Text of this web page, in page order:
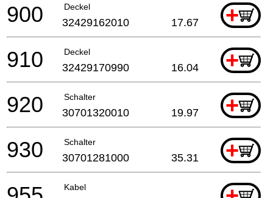
Deckel +
900 32429162010 17.67
Deckel +
910 32429170990 16.04
Schalter +
920 30701320010 19.97
Schalter +
930 30701281000 35.31
Kabel